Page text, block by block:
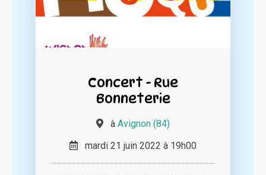
Concert - Rue
Bonneterie
à Avignon (84)
mardi 21 juin 2022 à 19h00